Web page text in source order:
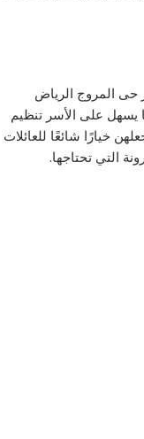
حى المروج الرياض
يسهل على الأسر تنظيم
خيارًا شائعًا للعائلات
التي تحتاجها.